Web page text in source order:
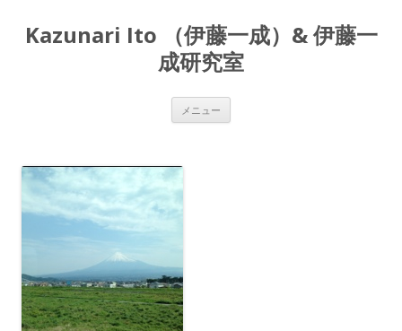
Kazunari Ito （伊藤一成）& 伊藤一
成研究室
メニュー